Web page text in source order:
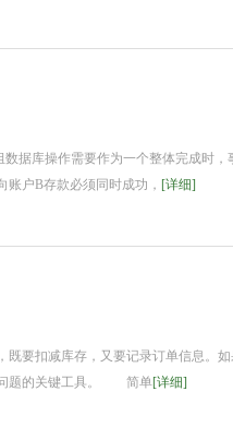
据库操作需要作为一个整体完成时，
户B存款必须同时成功， [详细]
要扣减库存，又要记录订单信息。如
问题的关键工具。 简单[详细]